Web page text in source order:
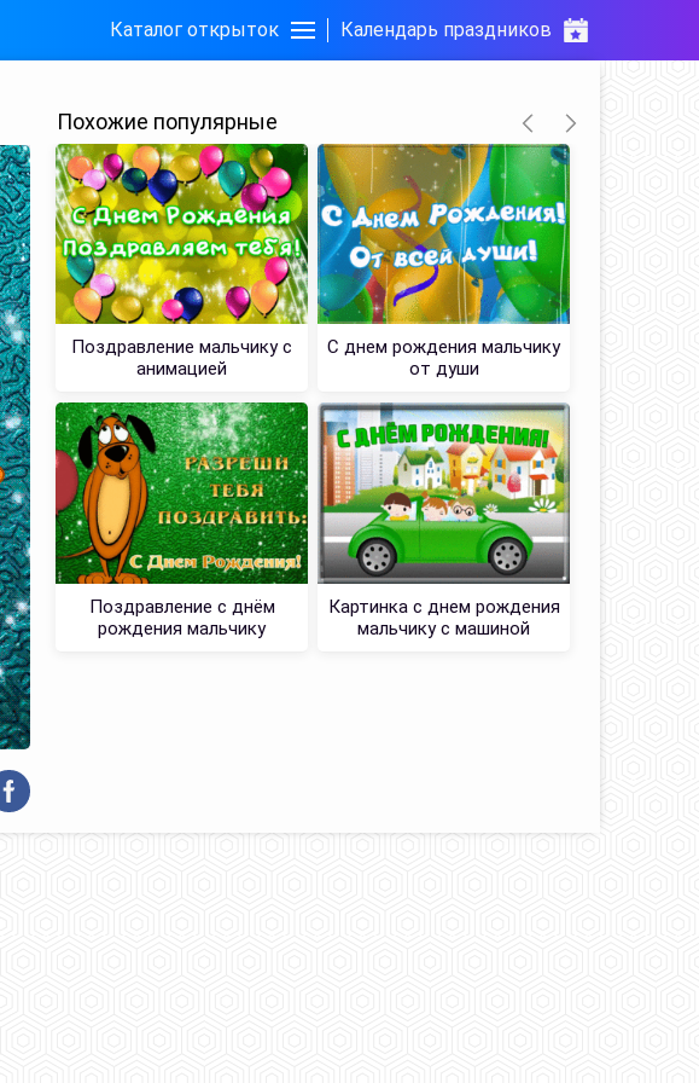
Каталог открыток Календарь праздников
Похожие популярные
Поздравление мальчику с
анимацией
С днем рождения мальчику
от души
Поздравление с днём
рождения мальчику
Картинка с днем рождения
мальчику с машиной